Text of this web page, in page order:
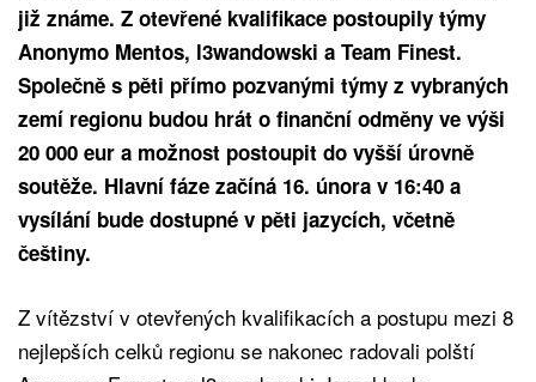
již známe. Z otevřené kvalifikace postoupily týmy
Anonymo Mentos, l3wandowski a Team Finest.
Společně s pěti přímo pozvanými týmy z vybraných
zemí regionu budou hrát o finanční odměny ve výši
20 000 eur a možnost postoupit do vyšší úrovně
soutěže. Hlavní fáze začíná 16. února v 16:40 a
vysílání bude dostupné v pěti jazycích, včetně
češtiny.
Z vítězství v otevřených kvalifikacích a postupu mezi 8
nejlepších celků regionu se nakonec radovali polští